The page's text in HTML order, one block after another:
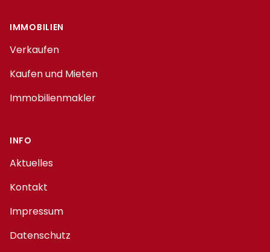
IMMOBILIEN
Verkaufen
Kaufen und Mieten
Immobilienmakler
INFO
Aktuelles
Kontakt
Impressum
Datenschutz